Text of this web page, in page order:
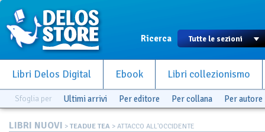
Ricerca
Libri Delos Digital Ebook Libri collezionismo
Sfoglia per Ultimi arrivi Per editore Per collana Per autore
LIBRI NUOVI > TEADUE TEA > ATTACCO ALL'OCCIDENTE